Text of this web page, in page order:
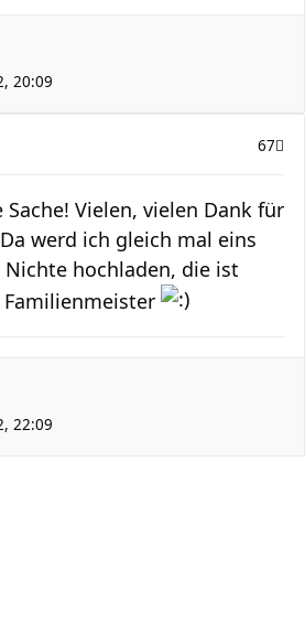
20:09
67
Sache! Vielen, vielen Dank für
werd ich gleich mal eins
hochladen, die ist
22:09